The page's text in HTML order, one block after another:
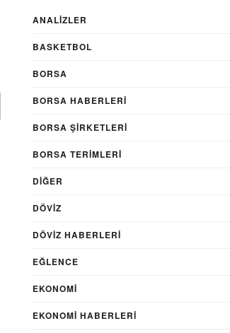
ANALIZLER
BASKETBOL
BORSA
BORSA HABERLERI
BORSA ŞIRKETLERI
BORSA TERIMLERI
DIĞER
DÖVİZ
DÖVIZ HABERLERI
EĞLENCE
EKONOMİ
EKONOMI HABERLERI